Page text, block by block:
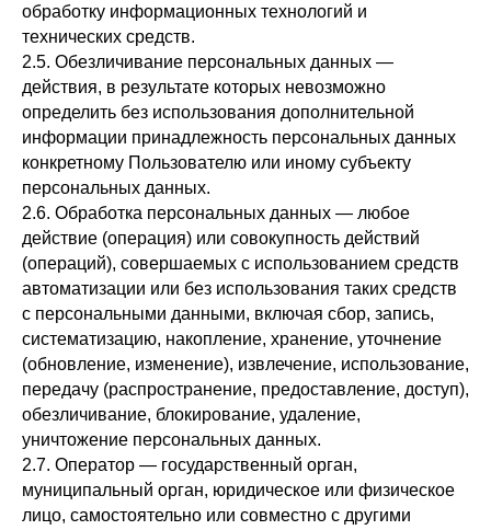
обработку информационных технологий и
технических средств.
2.5. Обезличивание персональных данных —
действия, в результате которых невозможно
определить без использования дополнительной
информации принадлежность персональных данных
конкретному Пользователю или иному субъекту
персональных данных.
2.6. Обработка персональных данных — любое
действие (операция) или совокупность действий
(операций), совершаемых с использованием средств
автоматизации или без использования таких средств
с персональными данными, включая сбор, запись,
систематизацию, накопление, хранение, уточнение
(обновление, изменение), извлечение, использование,
передачу (распространение, предоставление, доступ),
обезличивание, блокирование, удаление,
уничтожение персональных данных.
2.7. Оператор — государственный орган,
муниципальный орган, юридическое или физическое
лицо, самостоятельно или совместно с другими